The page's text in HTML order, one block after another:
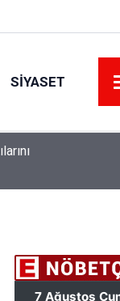
SIYASET